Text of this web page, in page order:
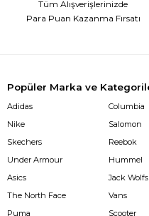
Tüm Alışverişlerinizde
Para Puan Kazanma Fırsatı
Popüler Marka ve
Adidas
Nike
Skechers
Under Armour
Asics
The North Face
Puma
Columbia
Salomon
Reebok
Hummel
Jack
Vans
Scooter